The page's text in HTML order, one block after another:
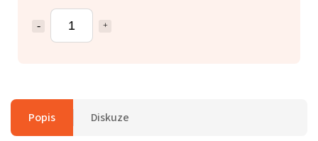
Popis Diskuze